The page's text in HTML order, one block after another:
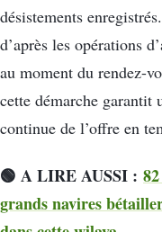
désistements
d’après les opérations
au moment du rendez-
cette démarche garantit
continue de l’offre en
🟢 A LIRE AUSSI :
grands navires